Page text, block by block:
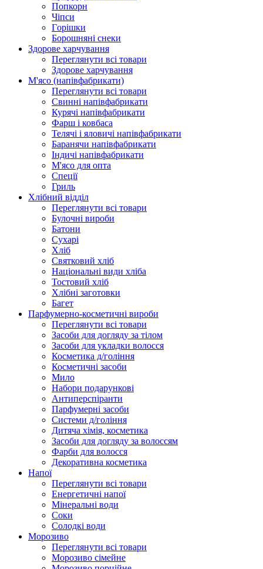
Попкорн
Чіпси
Гoрішки
Борошняні снеки
Здорове харчування
Переглянути всі товари
Здорове харчування
М'ясо (напiвфабрикати)
Переглянути всі товари
Свиннi напiвфабрикати
Курячi напiвфабрикати
Фарш i ковбаса
Телячi i яловичi напiвфабрикати
Баранячи напiвфабрикати
Iндичi напiвфабрикати
М'ясо для опта
Спеції
Гриль
Хлібний відділ
Переглянути всі товари
Булочні вироби
Батони
Сухарі
Хліб
Святковий хліб
Національні види хліба
Тостовий хліб
Хлібні заготовки
Багет
Парфумерно-косметичні вироби
Переглянути всі товари
Засоби для догляду за тілом
Засоби для укладки волосся
Косметика д/гоління
Косметичні засоби
Мило
Набори подарункові
Антиперспіранти
Парфумерні засоби
Системи д/гоління
Дитяча хімія, косметика
Засоби для догляду за волоссям
Фарби для волосся
Декоративна косметика
Напої
Переглянути всі товари
Енергетичні напої
Мінеральні води
Соки
Солодкі води
Морозиво
Переглянути всі товари
Морозиво сімейне